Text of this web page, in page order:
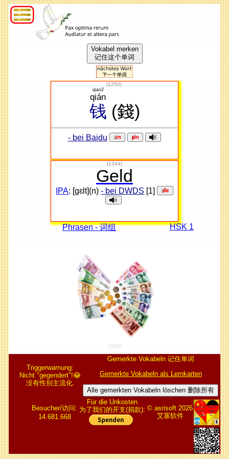
Vokabel merken
记住这个单词
(1250)
钱
qián
qian2
(錢)
- bei Baidu
(1344)
Geld
IPA: [ɡɛlt](n) - bei DWDS [1]
Phrasen - 词组 HSK 1
01250
Triggerwarnung:
Nicht "gegendert"!😂
没有性别主流化.
Gemerkte Vokabeln 记住单词
Gemerkte Vokabeln als Lernkarten
Alle gemerkten Vokabeln löschen 删除所有
Besucher/访问:
14.681.668
Für die Unkosten
为了我们的开支(捐款): © asrisoft 2026
艾塞软件